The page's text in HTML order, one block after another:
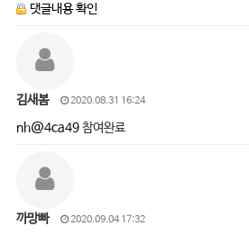
댓글내용 확인
김새봄 2020.08.31 16:24
nh@4ca49참여완료
까망빠 2020.09.04 17:32